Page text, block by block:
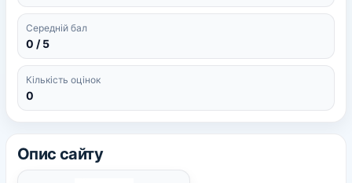
Середній бал
0 / 5
Кількість оцінок
0
Опис сайту